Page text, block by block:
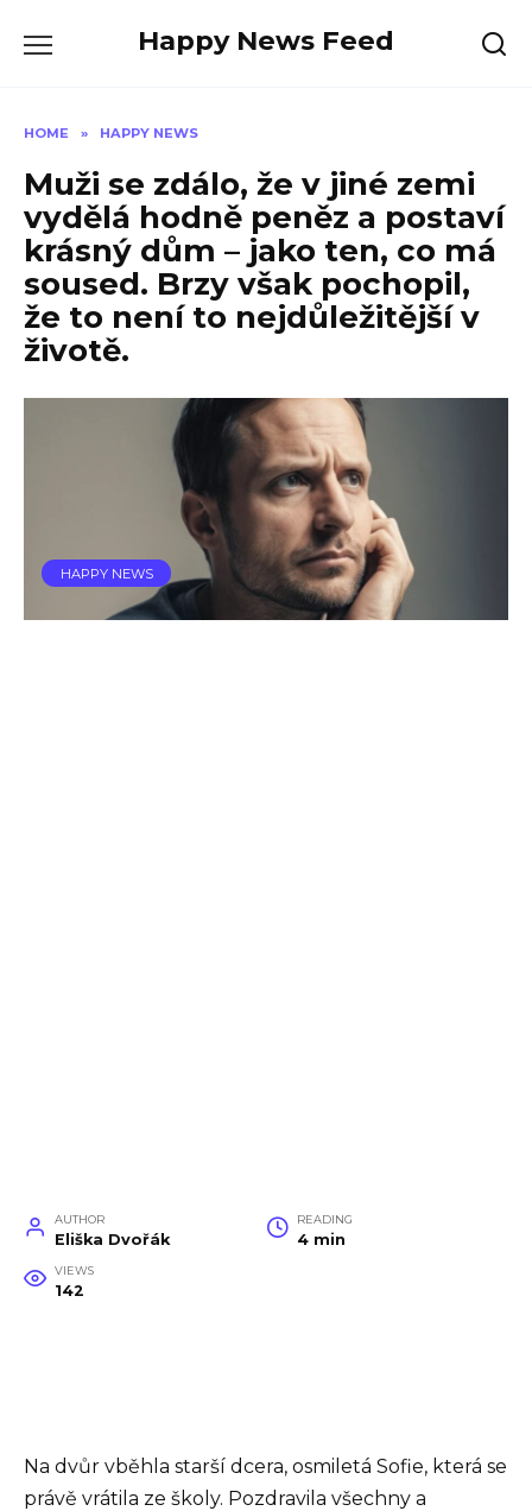
Happy News Feed
HOME » HAPPY NEWS
Muži se zdálo, že v jiné zemi
vydělá hodně peněz a postaví
krásný dům – jako ten, co má
soused. Brzy však pochopil,
že to není to nejdůležitější v
životě.
HAPPY NEWS
AUTHOR
Eliška Dvořák
READING
4 min
VIEWS
142
Na dvůr vběhla starší dcera, osmiletá Sofie, která se
právě vrátila ze školy. Pozdravila všechny a